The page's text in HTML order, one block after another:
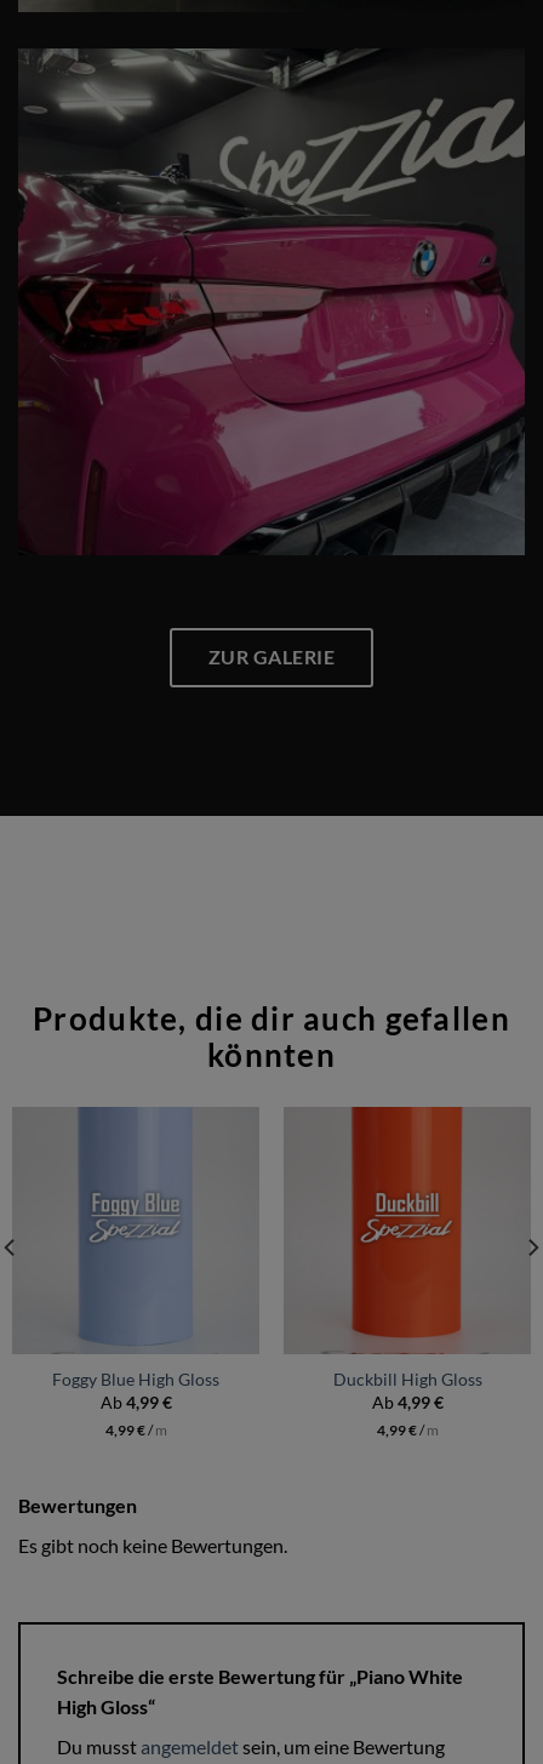
ZUR GALERIE
Produkte, die dir auch gefallen
könnten
Foggy Blue High Gloss
Ab4,99€
4,99€/m
Duckbill High Gloss
Ab4,99€
4,99€/m
Bewertungen
Es gibt noch keine Bewertungen.
Schreibe die erste Bewertung für „Piano White
High Gloss“
Du musst angemeldetsein, um eine Bewertung